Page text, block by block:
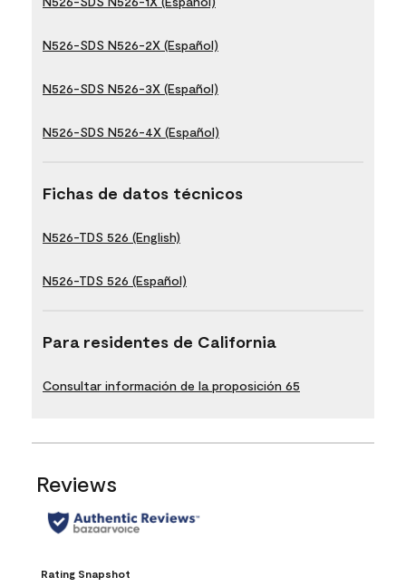
N526-SDS N526-2X (Español)
N526-SDS N526-3X (Español)
N526-SDS N526-4X (Español)
Fichas de datos técnicos
N526-TDS 526 (English)
N526-TDS 526 (Español)
Para residentes de California
Consultar información de la proposición 65
Reviews
Rating Snapshot